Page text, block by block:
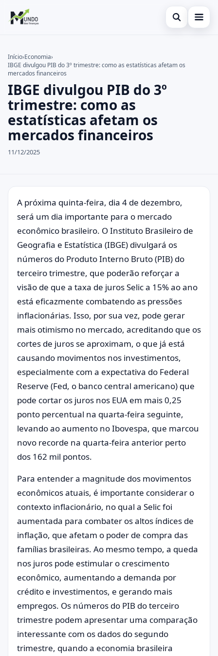
Abrir busca
Economia
Finanças
Buscar no site
Buscar por:
Pressione Enter para buscar ou ESC para fechar.
Início›Economia›
IBGE divulgou PIB do 3º trimestre: como as estatísticas afetam os
mercados financeiros
IBGE divulgou PIB do 3º
trimestre: como as
estatísticas afetam os
mercados financeiros
11/12/2025
A próxima quinta-feira, dia 4 de dezembro,
será um dia importante para o mercado
econômico brasileiro. O Instituto Brasileiro de
Geografia e Estatística (IBGE) divulgará os
números do Produto Interno Bruto (PIB) do
terceiro trimestre, que poderão reforçar a
visão de que a taxa de juros Selic a 15% ao ano
está eficazmente combatendo as pressões
inflacionárias. Isso, por sua vez, pode gerar
mais otimismo no mercado, acreditando que os
cortes de juros se aproximam, o que já está
causando movimentos nos investimentos,
especialmente com a expectativa do Federal
Reserve (Fed, o banco central americano) que
pode cortar os juros nos EUA em mais 0,25
ponto percentual na quarta-feira seguinte,
levando ao aumento no Ibovespa, que marcou
novo recorde na quarta-feira anterior perto
dos 162 mil pontos.
Para entender a magnitude dos movimentos
econômicos atuais, é importante considerar o
contexto inflacionário, no qual a Selic foi
aumentada para combater os altos índices de
inflação, que afetam o poder de compra das
famílias brasileiras. Ao mesmo tempo, a queda
nos juros pode estimular o crescimento
econômico, aumentando a demanda por
crédito e investimentos, e gerando mais
empregos. Os números do PIB do terceiro
trimestre podem apresentar uma comparação
interessante com os dados do segundo
trimestre, quando a economia brasileira